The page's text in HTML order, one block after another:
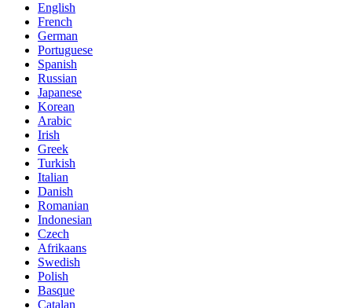
English
French
German
Portuguese
Spanish
Russian
Japanese
Korean
Arabic
Irish
Greek
Turkish
Italian
Danish
Romanian
Indonesian
Czech
Afrikaans
Swedish
Polish
Basque
Catalan